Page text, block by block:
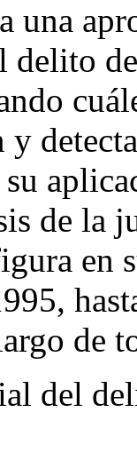
una
y
de la
en
de
del